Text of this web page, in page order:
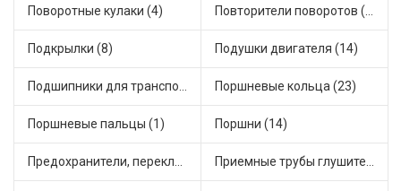
Поворотные кулаки (4) Повторители поворотов (3)
Подкрылки (8) Подушки двигателя (14)
Подшипники для транспорта (14) Поршневые кольца (23)
Поршневые пальцы (1) Поршни (14)
Предохранители, переключатели, кнопки автомобильные (20) Приемные трубы глушителя (15)